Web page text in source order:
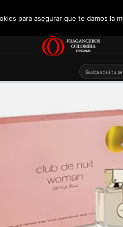
para asegurar que te damos la